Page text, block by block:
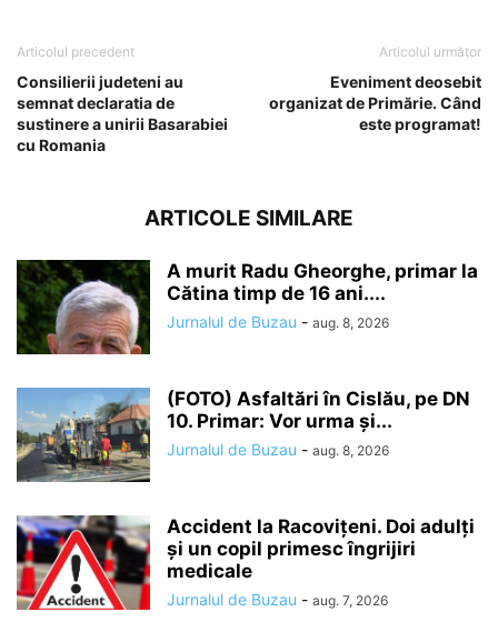
Articolul precedent
Consilierii judeteni au
semnat declaratia de
sustinere a unirii Basarabiei
cu Romania
Articolul următor
Eveniment deosebit
organizat de Primărie. Când
este programat!
ARTICOLE SIMILARE
A murit Radu Gheorghe, primar la
Cătina timp de 16 ani....
Jurnalul de Buzau - aug. 8, 2026
(FOTO) Asfaltări în Cislău, pe DN
10. Primar: Vor urma și...
Jurnalul de Buzau - aug. 8, 2026
Accident la Racovițeni. Doi adulți
și un copil primesc îngrijiri
medicale
Jurnalul de Buzau - aug. 7, 2026